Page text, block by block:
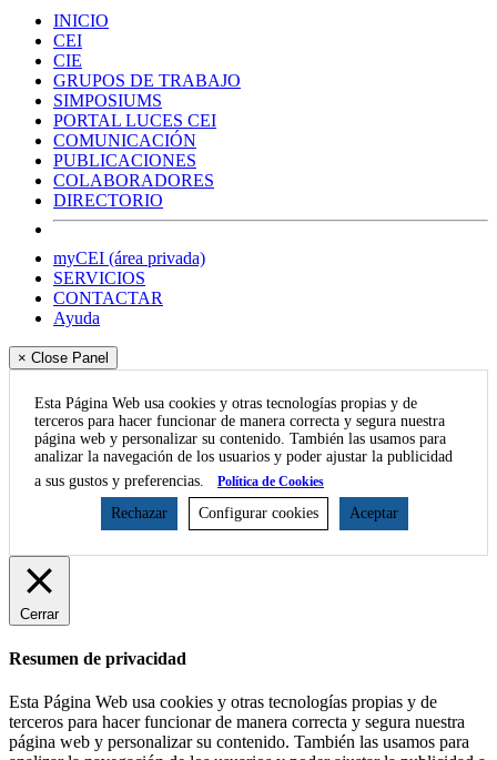
INICIO
CEI
CIE
GRUPOS DE TRABAJO
SIMPOSIUMS
PORTAL LUCES CEI
COMUNICACIÓN
PUBLICACIONES
COLABORADORES
DIRECTORIO
myCEI (área privada)
SERVICIOS
CONTACTAR
Ayuda
× Close Panel
Esta Página Web usa cookies y otras tecnologías propias y de
terceros para hacer funcionar de manera correcta y segura nuestra
página web y personalizar su contenido. También las usamos para
analizar la navegación de los usuarios y poder ajustar la publicidad
a sus gustos y preferencias.
Política de Cookies
Rechazar Configurar cookies Aceptar
Cerrar
Resumen de privacidad
Esta Página Web usa cookies y otras tecnologías propias y de
terceros para hacer funcionar de manera correcta y segura nuestra
página web y personalizar su contenido. También las usamos para